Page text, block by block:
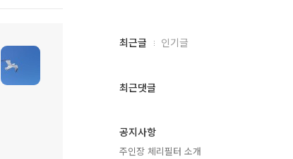
최
과
글
최근글 인기글
최근댓글
공지사항
주인장 체리필터 소개